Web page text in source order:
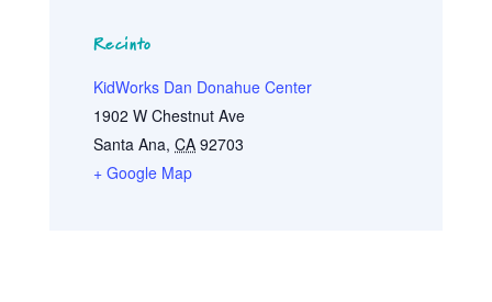
Recinto
KidWorks Dan Donahue Center
1902 W Chestnut Ave
Santa Ana, CA 92703
+ Google Map